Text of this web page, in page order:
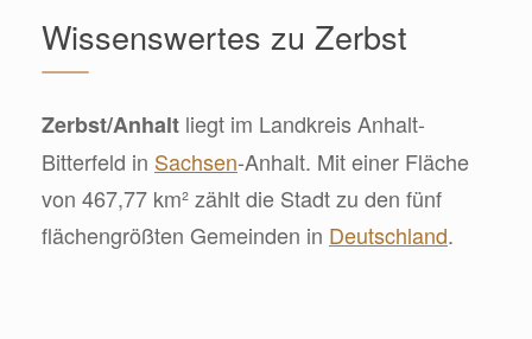
Wissenswertes zu Zerbst
Zerbst/Anhalt liegt im Landkreis Anhalt-
Bitterfeld in Sachsen-Anhalt. Mit einer Fläche
von 467,77 km² zählt die Stadt zu den fünf
flächengrößten Gemeinden in Deutschland.